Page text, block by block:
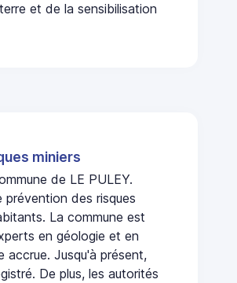
et de la sensibilisation
miniers
de LE PULEY.
prévention des risques
La commune est
en géologie et en
accrue. Jusqu'à présent,
De plus, les autorités